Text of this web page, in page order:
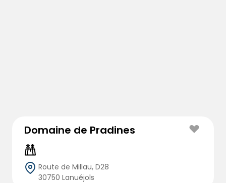
Domaine de Pradines
Route de Millau, D28
30750 Lanuéjols